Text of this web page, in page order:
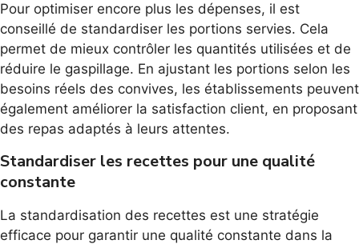
Pour optimiser encore plus les dépenses, il est
conseillé de standardiser les portions servies. Cela
permet de mieux contrôler les quantités utilisées et de
réduire le gaspillage. En ajustant les portions selon les
besoins réels des convives, les établissements peuvent
également améliorer la satisfaction client, en proposant
des repas adaptés à leurs attentes.
Standardiser les recettes pour une qualité
constante
La standardisation des recettes est une stratégie
efficace pour garantir une qualité constante dans la